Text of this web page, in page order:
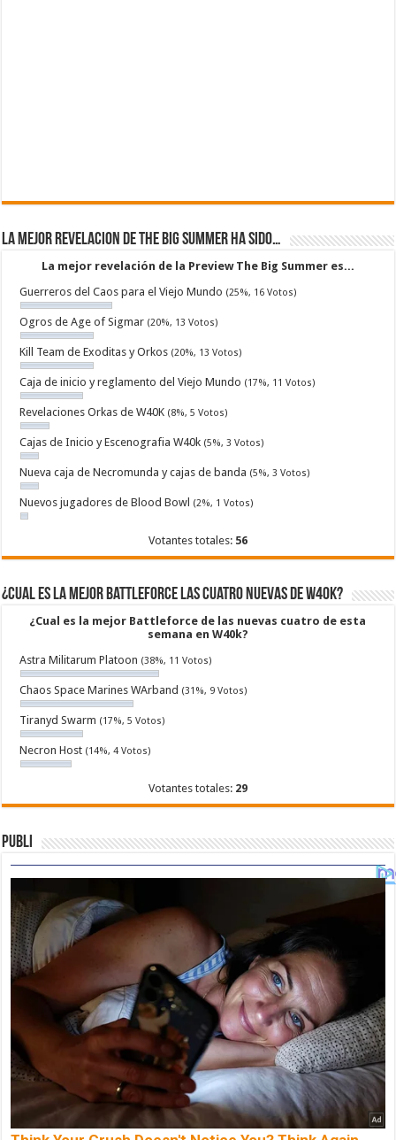
La mejor revelacion de The Big Summer ha sido…
La mejor revelación de la Preview The Big Summer es...
Guerreros del Caos para el Viejo Mundo (25%, 16 Votos)
Ogros de Age of Sigmar (20%, 13 Votos)
Kill Team de Exoditas y Orkos (20%, 13 Votos)
Caja de inicio y reglamento del Viejo Mundo (17%, 11 Votos)
Revelaciones Orkas de W40K (8%, 5 Votos)
Cajas de Inicio y Escenografia W40k (5%, 3 Votos)
Nueva caja de Necromunda y cajas de banda (5%, 3 Votos)
Nuevos jugadores de Blood Bowl (2%, 1 Votos)
Votantes totales: 56
¿Cual es la mejor Battleforce las cuatro nuevas de W40k?
¿Cual es la mejor Battleforce de las nuevas cuatro de esta
semana en W40k?
Astra Militarum Platoon (38%, 11 Votos)
Chaos Space Marines WArband (31%, 9 Votos)
Tiranyd Swarm (17%, 5 Votos)
Necron Host (14%, 4 Votos)
Votantes totales: 29
Publi